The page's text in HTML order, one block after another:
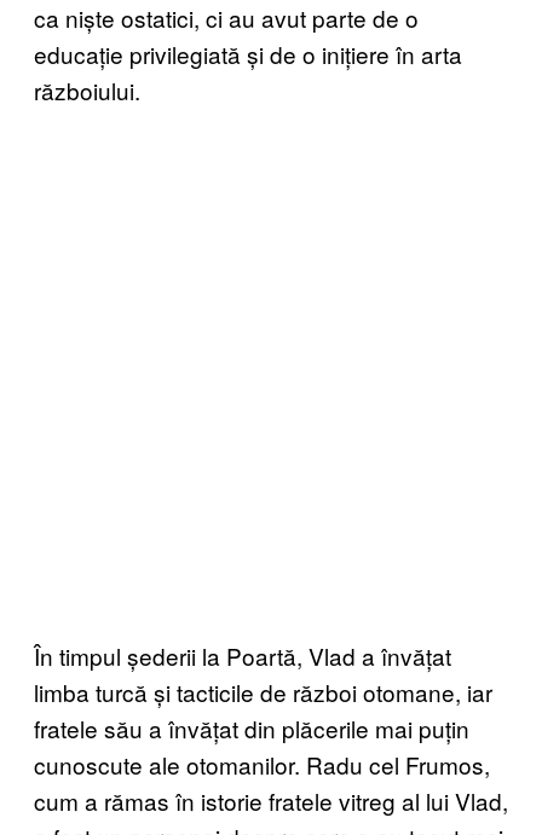
ca niște ostatici, ci au avut parte de o
educație privilegiată și de o inițiere în arta
războiului.
În timpul șederii la Poartă, Vlad a învățat
limba turcă și tacticile de război otomane, iar
fratele său a învățat din plăcerile mai puțin
cunoscute ale otomanilor. Radu cel Frumos,
cum a rămas în istorie fratele vitreg al lui Vlad,